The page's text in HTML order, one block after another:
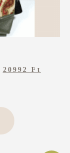
20992 Ft